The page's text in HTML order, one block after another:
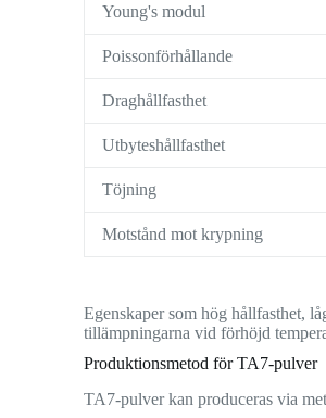
Young's modul
Poissonförhållande
Draghållfasthet
Utbyteshållfasthet
Töjning
Motstånd mot krypning
Egenskaper som hög hållfasthet,
tillämpningarna vid förhöjd
Produktionsmetod för TA7-pulver
TA7-pulver kan produceras via